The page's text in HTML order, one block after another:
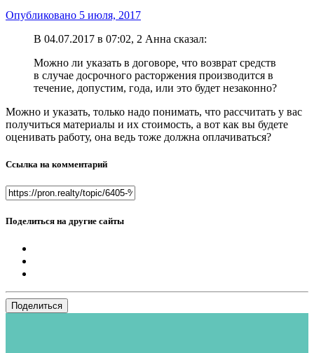
Опубликовано 5 июля, 2017
В 04.07.2017 в 07:02, 2 Анна сказал:
Можно ли указать в договоре, что возврат средств
в случае досрочного расторжения производится в
течение, допустим, года, или это будет незаконно?
Можно и указать, только надо понимать, что рассчитать у вас
получиться материалы и их стоимость, а вот как вы будете
оценивать работу, она ведь тоже должна оплачиваться?
Ссылка на комментарий
Поделиться на другие сайты
Поделиться